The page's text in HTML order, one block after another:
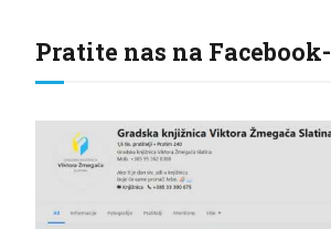
Pratite nas na